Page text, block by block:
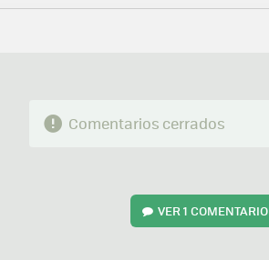
FACEBOOK
TWITTERFLIPBOARD
E-
WHATSAPP
Comentarios cerrados
VER1 COMENTARIO